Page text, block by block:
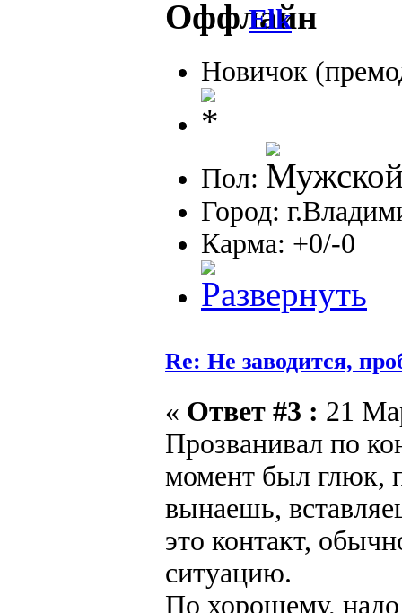
Elk
Новичок
Пол:
Город:
Карма: +0/-0
Re: Не заводится,
« Ответ #3 : 21
Прозванивал по
момент был глюк,
вынаешь,
это контакт,
ситуацию.
По хорошему, надо